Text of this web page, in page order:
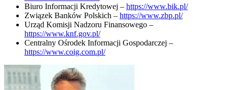
Biuro Informacji Kredytowej – https://www.bik.pl/
Związek Banków Polskich – https://www.zbp.pl/
Urząd Komisji Nadzoru Finansowego –
https://www.knf.gov.pl/
Centralny Ośrodek Informacji Gospodarczej –
https://www.coig.com.pl/